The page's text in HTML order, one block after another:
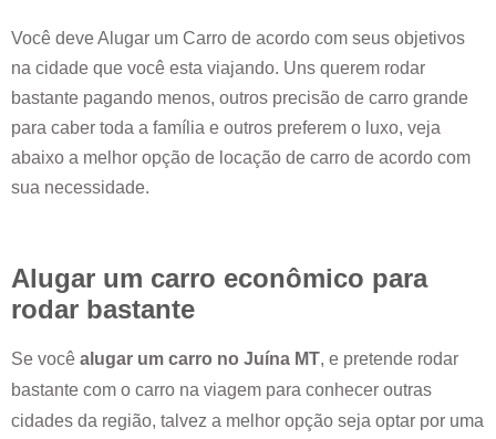
Você deve Alugar um Carro de acordo com seus objetivos
na cidade que você esta viajando. Uns querem rodar
bastante pagando menos, outros precisão de carro grande
para caber toda a família e outros preferem o luxo, veja
abaixo a melhor opção de locação de carro de acordo com
sua necessidade.
Alugar um carro econômico para
rodar bastante
Se você alugar um carro no Juína MT, e pretende rodar
bastante com o carro na viagem para conhecer outras
cidades da região, talvez a melhor opção seja optar por uma